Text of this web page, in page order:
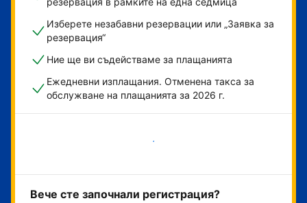
Изберете незабавни резервации или „Заявка за
резервация“
Ние ще ви съдействаме за плащанията
Ежедневни изплащания. Отменена такса за
обслужване на плащанията за 2026 г.
Начало
Вече сте започнали регистрация?